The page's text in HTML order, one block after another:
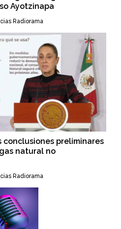
Ayotzinapa
Radiorama
conclusiones preliminares
natural no
Radiorama